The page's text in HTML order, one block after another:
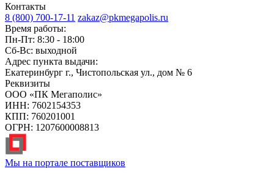
Контакты
8 (800) 700-17-11 zakaz@pkmegapolis.ru
Время работы:
Пн-Пт: 8:30 - 18:00
Сб-Вс: выходной
Адрес пункта выдачи:
Екатеринбург г., Чистопольская ул., дом № 6
Реквизиты
ООО «ПК Мегаполис»
ИНН: 7602154353
КПП: 760201001
ОГРН: 1207600008813
Мы на портале поставщиков